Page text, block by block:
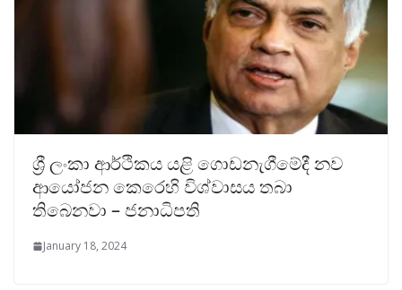
ශ්‍රී ලංකා ආර්ථිකය යළි ගොඩනැගීමේදී නව
ආයෝජන කෙරෙහි විශ්වාසය තබා
තිබෙනවා – ජනාධිපති
January 18, 2024